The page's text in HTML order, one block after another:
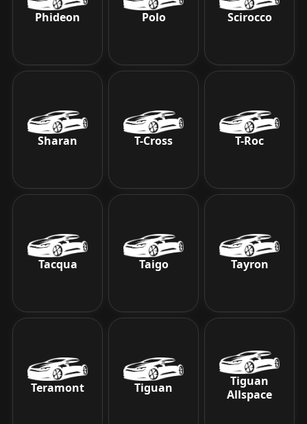
Phideon Polo Scirocco
Sharan T-Cross T-Roc
Tacqua Taigo Tayron
Teramont Tiguan
Tiguan
Allspace